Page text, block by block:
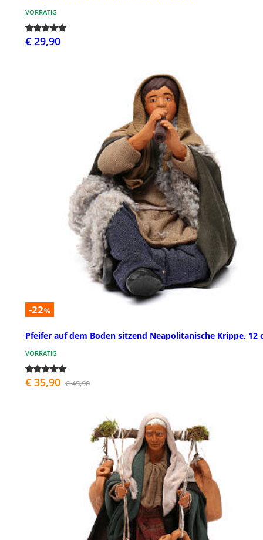
VORRÄTIG
€ 29,90
-22%
Pfeifer auf dem Boden sitzend Neapolitanische Krippe, 12
VORRÄTIG
€ 35,90 € 45,90